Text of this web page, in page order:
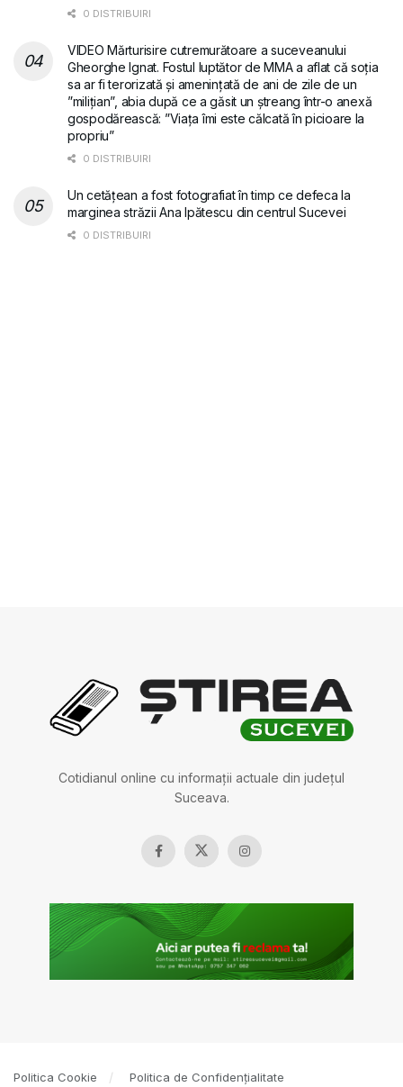
0 DISTRIBUIRI
VIDEO Mărturisire cutremurătoare a suceveanului
Gheorghe Ignat. Fostul luptător de MMA a aflat că soția
sa ar fi terorizată și amenințată de ani de zile de un
”milițian”, abia după ce a găsit un ștreang într-o anexă
gospodărească: ”Viața îmi este călcată în picioare la
propriu”
0 DISTRIBUIRI
Un cetățean a fost fotografiat în timp ce defeca la
marginea străzii Ana Ipătescu din centrul Sucevei
0 DISTRIBUIRI
Cotidianul online cu informații actuale din județul
Suceava.
Politica Cookie Politica de Confidențialitate